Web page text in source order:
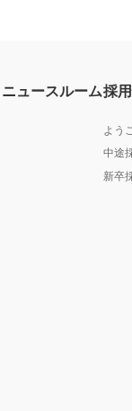
ニュースルーム採
よう
中途
新卒